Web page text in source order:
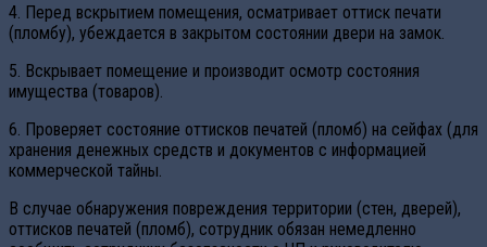
4. Перед вскрытием помещения, осматривает оттиск печати
(пломбу), убеждается в закрытом состоянии двери на замок.
5. Вскрывает помещение и производит осмотр состояния
имущества (товаров).
6. Проверяет состояние оттисков печатей (пломб) на сейфах (для
хранения денежных средств и документов с информацией
коммерческой тайны.
В случае обнаружения повреждения территории (стен, дверей),
оттисков печатей (пломб), сотрудник обязан немедленно